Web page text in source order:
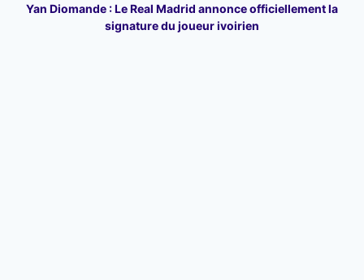
Yan Diomande : Le Real Madrid annonce officiellement la
signature du joueur ivoirien